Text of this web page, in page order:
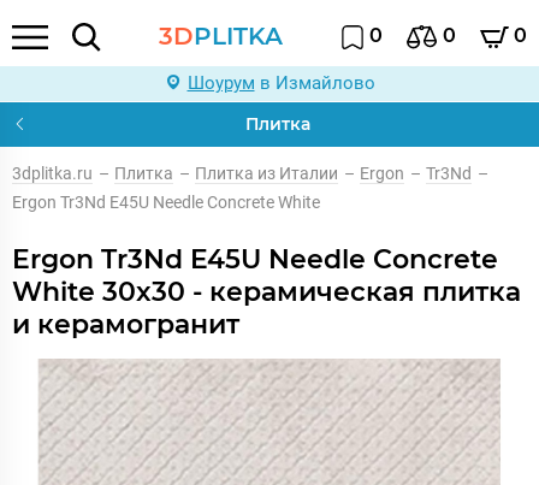
3DPLITKA 0 0 0
Шоурум в Измайлово
Плитка
3dplitka.ru – Плитка – Плитка из Италии – Ergon – Tr3Nd –
Ergon Tr3Nd E45U Needle Concrete White
Ergon Tr3Nd E45U Needle Concrete
White 30x30 - керамическая плитка
и керамогранит